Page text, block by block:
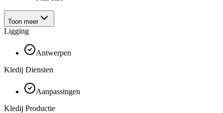
Toon meer
Ligging
Antwerpen
Kledij Diensten
Aanpassingen
Kledij Productie